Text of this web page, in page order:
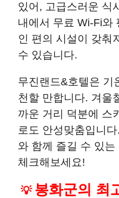
있어, 고급스러운 식
내에서 무료 Wi-Fi와
인 편의 시설이 갖춰
수 있습니다.
무진랜드&호텔은 기
천할 만합니다. 겨울
까운 거리 덕분에 스
로도 안성맞춤입니
와 함께 즐길 수 있는
체크해보세요!
💡 봉화군의 최